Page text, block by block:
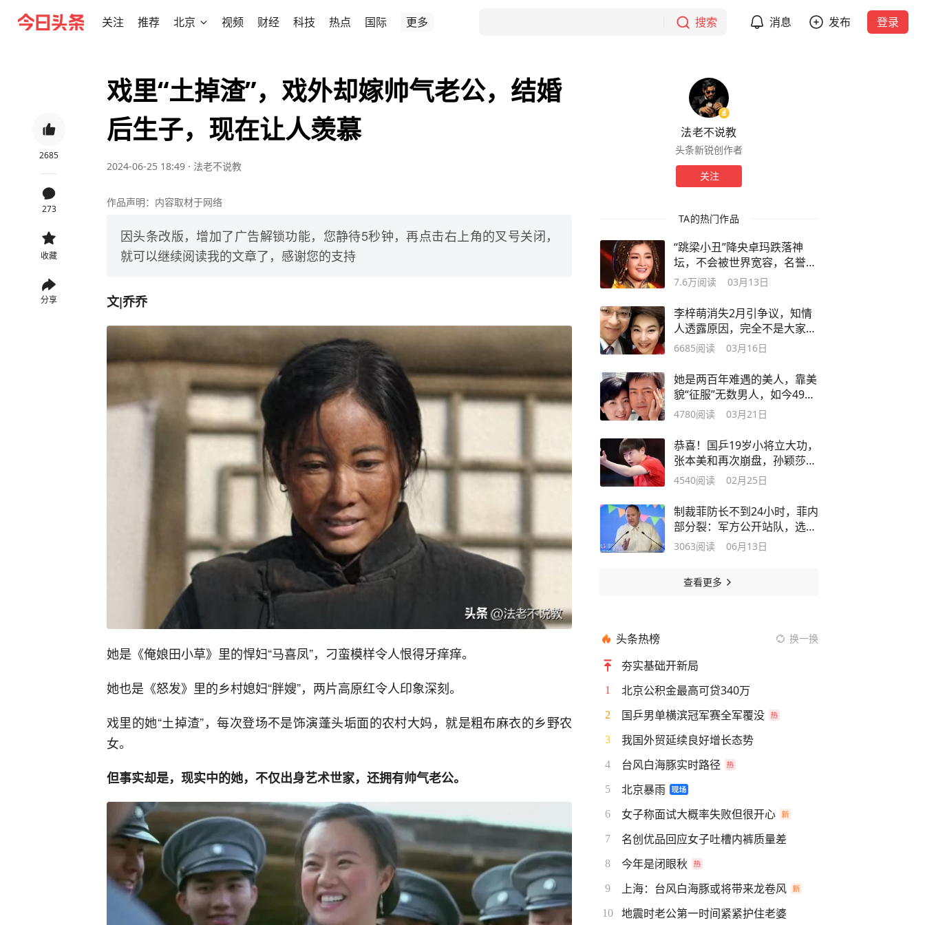
关注 推荐 北京 视频 财经 科技 热点 国际 更多 搜索 消息 发布 登录
2685
273
收藏
分享
戏里“土掉渣”，戏外却嫁帅气老公，结婚
后生子，现在让人羡慕
2024-06-25 18:49 · 法老不说教
作品声明：内容取材于网络
因头条改版，增加了广告解锁功能，您静待5秒钟，再点击右上角的叉号关闭，
就可以继续阅读我的文章了，感谢您的支持
文|乔乔
她是《俺娘田小草》里的悍妇“马喜凤”，刁蛮模样令人恨得牙痒痒。
她也是《怒发》里的乡村媳妇“胖嫂”，两片高原红令人印象深刻。
戏里的她“土掉渣”，每次登场不是饰演蓬头垢面的农村大妈，就是粗布麻衣的乡野农
女。
但事实却是，现实中的她，不仅出身艺术世家，还拥有帅气老公。
法老不说教
头条新锐创作者
关注
TA的热门作品
“跳梁小丑”降央卓玛跌落神
坛，不会被世界宽容，名誉彻
底崩塌
7.6万阅读 03月13日
李梓萌消失2月引争议，知情
人透露原因，完全不是大家想
的那样
6685阅读 03月16日
她是两百年难遇的美人，靠美
貌“征服”无数男人，如今49岁
仍未婚
4780阅读 03月21日
恭喜！国乒19岁小将立大功，
张本美和再次崩盘，孙颖莎仍
战无不胜
4540阅读 02月25日
制裁菲防长不到24小时，菲内
部分裂：军方公开站队，选择
抵抗中国
3063阅读 06月13日
查看更多
头条热榜 换一换
夯实基础开新局
1 北京公积金最高可贷340万
2 国乒男单横滨冠军赛全军覆没
3 我国外贸延续良好增长态势
4 台风白海豚实时路径
5 北京暴雨
6 女子称面试大概率失败但很开心
7 名创优品回应女子吐槽内裤质量差
8 今年是闭眼秋
9 上海：台风白海豚或将带来龙卷风
10 地震时老公第一时间紧紧护住老婆